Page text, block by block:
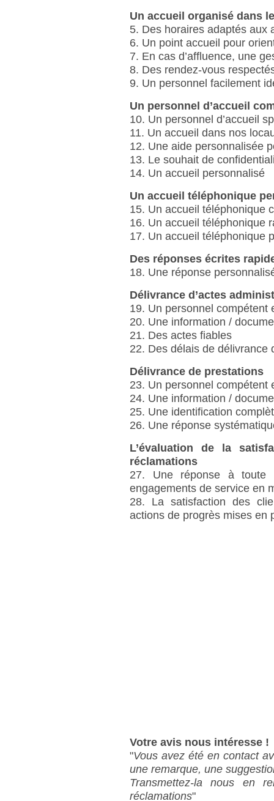
Un accueil organisé dans
5. Des horaires adaptés aux
6. Un point accueil pour
7. En cas d’affluence, une
8. Des rendez-vous
9. Un personnel facilement
Un personnel d’accueil
10. Un personnel d’accueil
11. Un accueil dans nos
12. Une aide personnalisée
13. Le souhait de
14. Un accueil personnalisé
Un accueil téléphonique
15. Un accueil téléphonique
16. Un accueil téléphonique
17. Un accueil téléphonique
Des réponses écrites
18. Une réponse
Délivrance d’actes
19. Un personnel compétent
20. Une information /
21. Des actes fiables
22. Des délais de délivrance
Délivrance de prestations
23. Un personnel compétent
24. Une information /
25. Une identification
26. Une réponse
L’évaluation de la
réclamations
27. Une réponse à toute
engagements de service en
28. La satisfaction des
actions de progrès mises en
Votre avis nous intéresse !
"Vous avez été en contact
une remarque, une
Transmettez-la nous en
réclamations"